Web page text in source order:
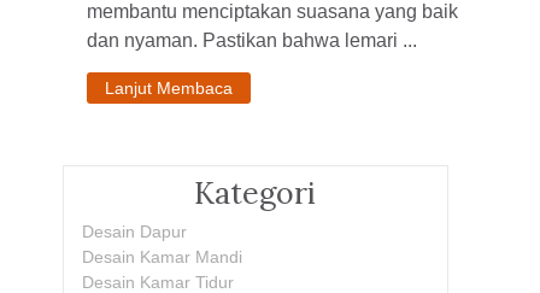
membantu menciptakan suasana yang baik
dan nyaman. Pastikan bahwa lemari ...
Lanjut Membaca
Kategori
Desain Dapur
Desain Kamar Mandi
Desain Kamar Tidur